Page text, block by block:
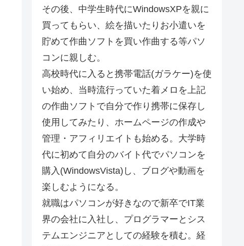
その後、中学生時代にWindowsXPを親に
買ってもらい、絵を描いたりお小遣いを
貯めて作曲ソフトを買い作曲する等パソ
コンに親しむ。
高校時代に入ると携帯電話(ガラケー)を使
い始め、当時流行っていた着メロを上記
の作曲ソフトで自分で作り携帯に保存し
使用してみたり、ホームページの作成や
管理・アフィリエイトも始める。大学時
代に初めて自分のバイト代でパソコンを
購入(WindowsVista)し、ブログや動画を
楽しむようになる。
就職はパソコンが好きなので新卒でIT業
界の会社に入社し、プログラマーとシス
テムエンジニアとしての経験を積む。経